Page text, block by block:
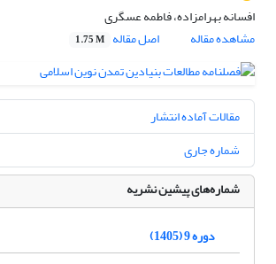
افسانه بهرامزاده، فاطمه عسگری
مشاهده مقاله
اصل مقاله 1.75 M
مقالات آماده انتشار
شماره جاری
شماره‌های پیشین نشریه
دوره 9 (1405)